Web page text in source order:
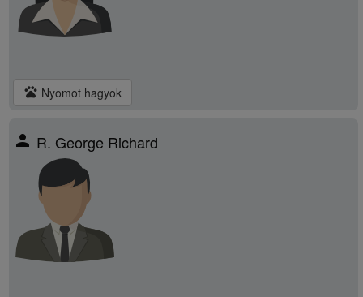
pets Nyomot hagyok
person R. George Richard